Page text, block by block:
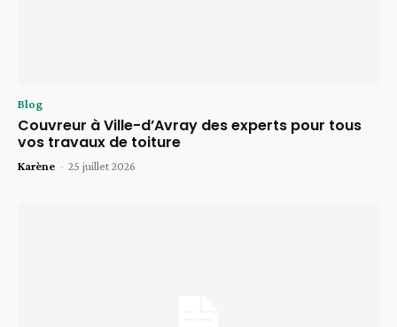
Blog
Couvreur à Ville-d’Avray des experts pour tous
vos travaux de toiture
Karène - 25 juillet 2026